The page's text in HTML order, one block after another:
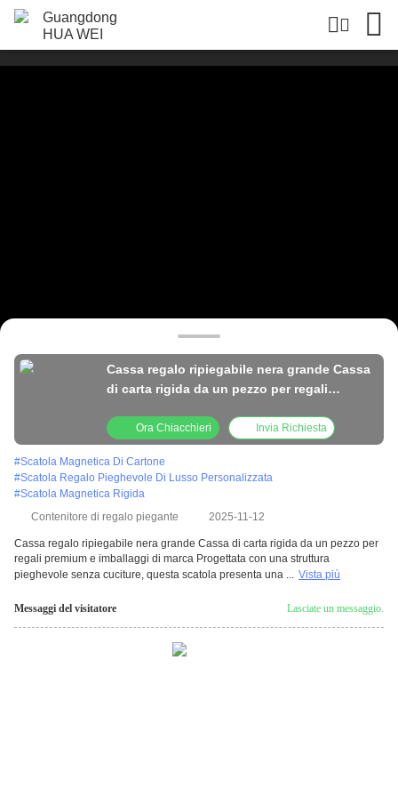
Cassa regalo ripiegabile nera grande Cassa
di carta rigida da un pezzo per regali
Ora Chiacchieri Invia Richiesta
#Scatola Magnetica Di Cartone
#Scatola Regalo Pieghevole Di Lusso Personalizzata
#Scatola Magnetica Rigida
Contenitore di regalo piegante
2025-11-12
Cassa regalo ripiegabile nera grande Cassa di carta rigida da un pezzo per
regali premium e imballaggi di marca Progettata con una struttura
pieghevole senza cuciture, questa scatola presenta una ... Vista più
Messaggi del visitatore Lasciate un messaggio.